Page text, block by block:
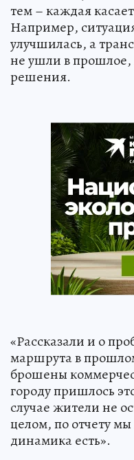
тем – каждая
Например,
улучшилась, а
не ушли в прошлое,
решения.
«Рассказали и о
маршрута в
брошены
городу пришлось
случае жители не
целом, по отчету
динамика есть».